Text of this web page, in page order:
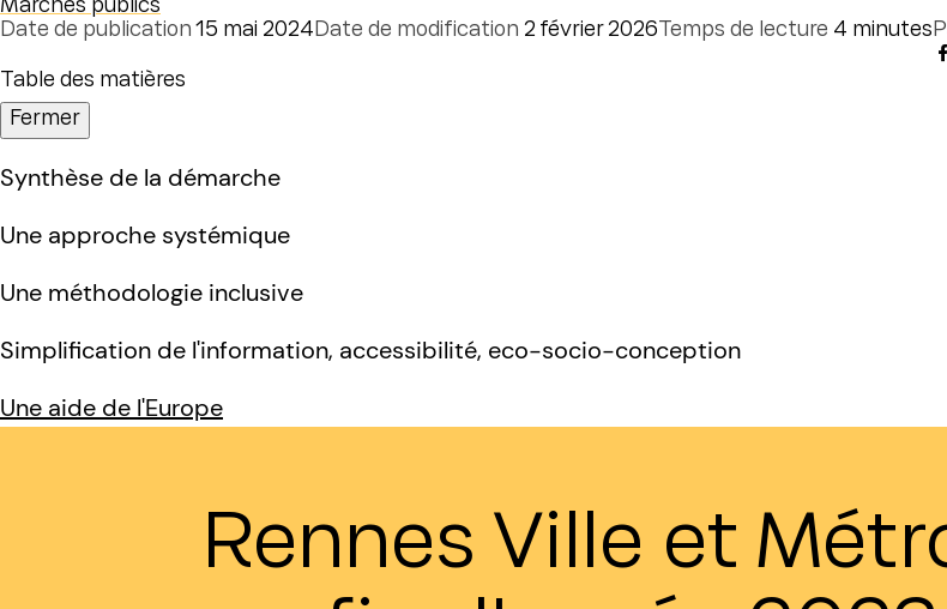
Marchés publics
Date de publication 15 mai 2024 Date de modification 2 février 2026 Temps de lecture 4 minutes
Table des matières
Fermer
Synthèse de la démarche
Une approche systémique
Une méthodologie inclusive
Simplification de l'information, accessibilité, eco-socio-conception
Une aide de l'Europe
Rennes Ville et